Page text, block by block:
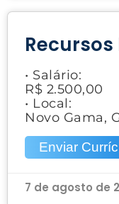
• Salário:
R$ 2.500,00
• Local:
Novo Gama,
Enviar
7 de agosto de